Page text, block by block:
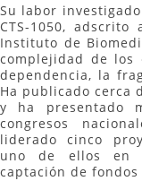
Su labor
CTS-1050,
Instituto de
complejidad de los
dependencia, la
Ha publicado cerca
y ha presentado
congresos
liderado cinco
uno de ellos en
captación de